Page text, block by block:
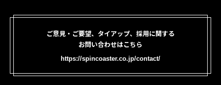
ご意見・ご要望、タイアップ、採用に関する
お問い合わせはこちら
https://spincoaster.co.jp/contact/